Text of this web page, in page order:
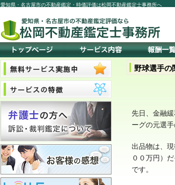
愛知県・名古屋市の不動産鑑定・時価評価は松岡不動産鑑定士事務所へ
野球選手の
先日、金融
ーグの元選
出品物は、
００万円）
です。